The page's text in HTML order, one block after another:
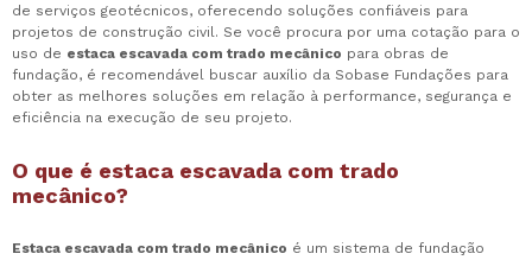
de serviços geotécnicos, oferecendo soluções confiáveis para
projetos de construção civil. Se você procura por uma cotação para o
uso de estaca escavada com trado mecânico para obras de
fundação, é recomendável buscar auxílio da Sobase Fundações para
obter as melhores soluções em relação à performance, segurança e
eficiência na execução de seu projeto.
O que é estaca escavada com trado
mecânico?
Estaca escavada com trado mecânico é um sistema de fundação